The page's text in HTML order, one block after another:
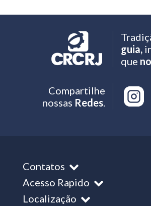
guia,
que
Compartilhe
nossas Redes.
Contatos
Acesso Rapido
Localização